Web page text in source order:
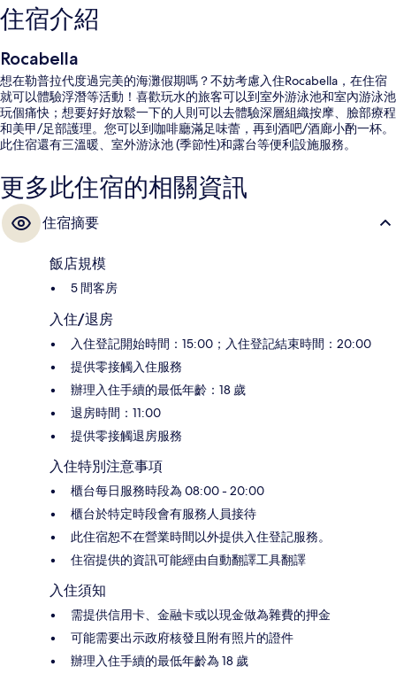
住宿介紹
Rocabella
想在勒普拉代度過完美的海灘假期嗎？不妨考慮入住Rocabella，在住宿
就可以體驗浮潛等活動！喜歡玩水的旅客可以到室外游泳池和室內游泳池
玩個痛快；想要好好放鬆一下的人則可以去體驗深層組織按摩、臉部療程
和美甲/足部護理。您可以到咖啡廳滿足味蕾，再到酒吧/酒廊小酌一杯。
此住宿還有三溫暖、室外游泳池 (季節性)和露台等便利設施服務。
更多此住宿的相關資訊
住宿摘要
飯店規模
5 間客房
入住/退房
入住登記開始時間：15:00；入住登記結束時間：20:00
提供零接觸入住服務
辦理入住手續的最低年齡：18 歲
退房時間：11:00
提供零接觸退房服務
入住特別注意事項
櫃台每日服務時段為 08:00 - 20:00
櫃台於特定時段會有服務人員接待
此住宿恕不在營業時間以外提供入住登記服務。
住宿提供的資訊可能經由自動翻譯工具翻譯
入住須知
需提供信用卡、金融卡或以現金做為雜費的押金
可能需要出示政府核發且附有照片的證件
辦理入住手續的最低年齡為 18 歲